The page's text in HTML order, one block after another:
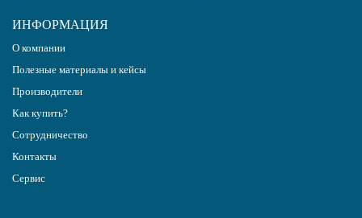
ИНФОРМАЦИЯ
О компании
Полезные материалы и кейсы
Производители
Как купить?
Сотрудничество
Контакты
Сервис